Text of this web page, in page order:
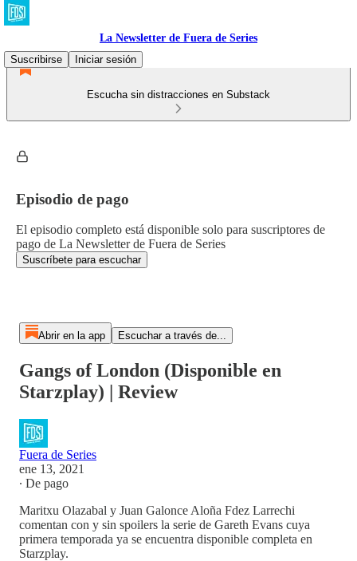
La Newsletter de Fuera de Series
Suscribirse
Iniciar sesión
Escucha sin distracciones en Substack
Episodio de pago
El episodio completo está disponible solo para suscriptores de
pago de La Newsletter de Fuera de Series
Suscríbete para escuchar
Abrir en la app Escuchar a través de...
Gangs of London (Disponible en
Starzplay) | Review
Fuera de Series
ene 13, 2021
∙ De pago
Maritxu Olazabal y Juan Galonce Aloña Fdez Larrechi
comentan con y sin spoilers la serie de Gareth Evans cuya
primera temporada ya se encuentra disponible completa en
Starzplay.